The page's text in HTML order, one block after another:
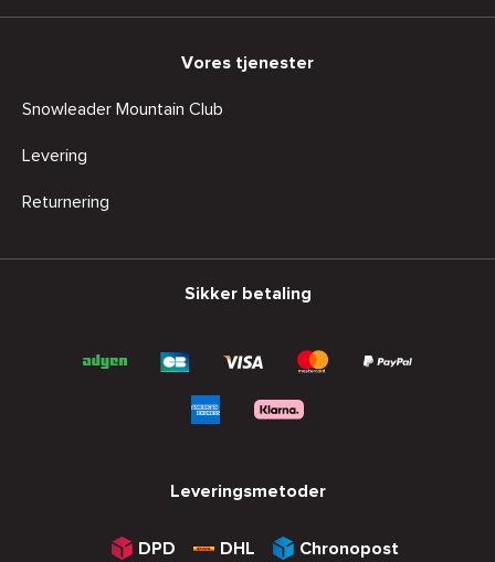
Vores tjenester
Snowleader Mountain Club
Levering
Returnering
Sikker betaling
Leveringsmetoder
DPD DHL Chronopost